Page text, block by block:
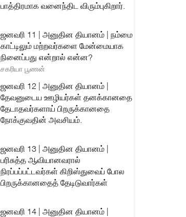
பாத்திரமாக வனைந்திட விரும்புகிறார்.
ஜனவரி 11 | அனுதின தியானம் | நம்மை
காட்டிலும் மற்றவர்களை மேன்மையாக
நினைப்பது என்றால் என்ன?
சகரியா பூணன்
ஜனவரி 12 | அனுதின தியானம் |
தேவனுடைய ஊழியர்கள் தனக்கானதை
தேடாதவர்களாய் பிறருக்கானதை
நோக்குவதின் அவசியம்.
ஜனவரி 13 | அனுதின தியானம் |
பரிசுத்த ஆவியானவரால்
நிரப்பப்பட்டவர்கள் கிறிஸ்துவைப் போல
பிறருக்கானதைத் தேடிடுவார்கள்
ஜனவரி 14 | அனுதின தியானம் |